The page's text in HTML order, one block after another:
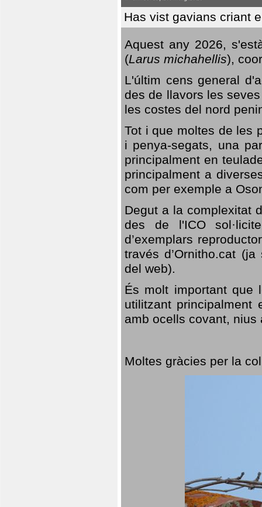
Has vist gavians criant
Aquest any 2026,
(Larus michahellis),
L'últim cens general
des de llavors les
les costes del nord
Tot i que moltes de les
i penya-segats, una
principalment en
principalment a
com per exemple a
Degut a la complexitat
des de l'ICO
d’exemplars
través d’Ornitho.cat
del web).
És molt important que
utilitzant
amb ocells covant,
Moltes gràcies per la